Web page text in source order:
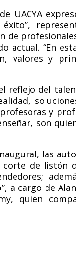
UACYA
éxito”,
actual. “En
valores y
reflejo del
y
son
las
de listón
a cargo de
quien